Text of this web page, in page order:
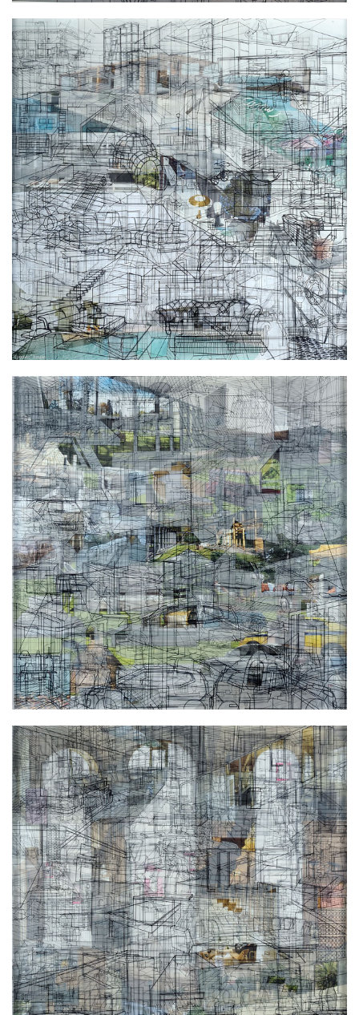
Αντικειμενικότητα No 54
Αντικειμενικότητα No 56
Αντικειμενικότητα No 57